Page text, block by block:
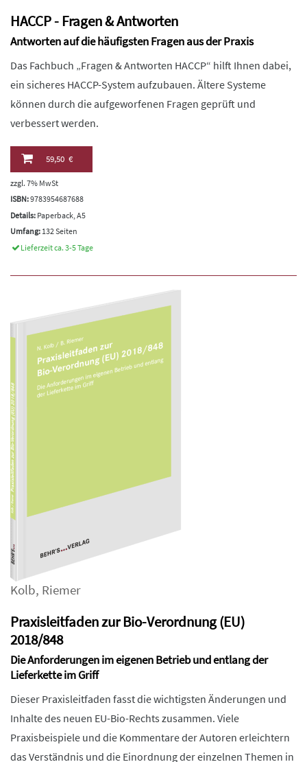
HACCP - Fragen & Antworten
Antworten auf die häufigsten Fragen aus der Praxis
Das Fachbuch „Fragen & Antworten HACCP“ hilft Ihnen dabei,
ein sicheres HACCP-System aufzubauen. Ältere Systeme
können durch die aufgeworfenen Fragen geprüft und
verbessert werden.
59,50 €
zzgl. 7% MwSt
ISBN:9783954687688
Details: Paperback, A5
Umfang: 132 Seiten
Lieferzeit ca. 3-5 Tage
Kolb, Riemer
Praxisleitfaden zur Bio-Verordnung (EU)
2018/848
Die Anforderungen im eigenen Betrieb und entlang der
Lieferkette im Griff
Dieser Praxisleitfaden fasst die wichtigsten Änderungen und
Inhalte des neuen EU-Bio-Rechts zusammen. Viele
Praxisbeispiele und die Kommentare der Autoren erleichtern
das Verständnis und die Einordnung der einzelnen Themen in